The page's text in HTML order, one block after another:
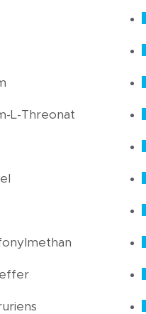
L-Threonat